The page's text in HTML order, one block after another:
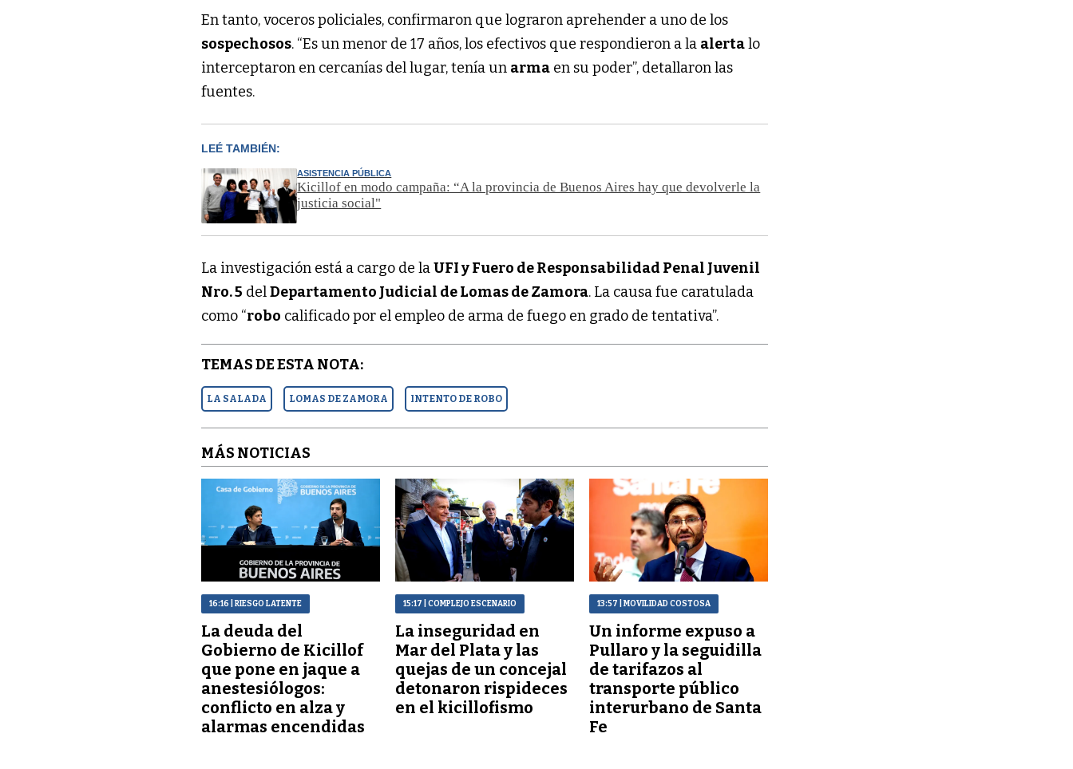
En tanto, voceros policiales, confirmaron que lograron aprehender a uno de los
sospechosos. “Es un menor de 17 años, los efectivos que respondieron a la alertalo
interceptaron en cercanías del lugar, tenía un arma en su poder”, detallaron las
fuentes.
LEÉ TAMBIÉN:
ASISTENCIA PÚBLICA
Kicillof en modo campaña: “A la provincia de Buenos Aires hay que devolverle la
justicia social"
La investigación está a cargo de laUFI y Fuero de Responsabilidad Penal Juvenil
Nro. 5 delDepartamento Judicial de Lomas de Zamora. La causa fue caratulada
como “robo calificado por el empleo de arma de fuego en grado de tentativa”.
TEMAS DE ESTA NOTA:
LA SALADA LOMAS DE ZAMORA INTENTO DE ROBO
MÁS NOTICIAS
16:16 | RIESGO LATENTE
La deuda del
Gobierno de Kicillof
que pone en jaque a
anestesiólogos:
conflicto en alza y
alarmas encendidas
15:17 | COMPLEJO ESCENARIO
La inseguridad en
Mar del Plata y las
quejas de un concejal
detonaron rispideces
en el kicillofismo
13:57 | MOVILIDAD COSTOSA
Un informe expuso a
Pullaro y la seguidilla
de tarifazos al
transporte público
interurbano de Santa
Fe